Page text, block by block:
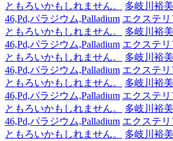
ともろいかもしれません。
多岐川裕美
46,Pd,パラジウム,Palladium エクステリ
ともろいかもしれません。
多岐川裕美
46,Pd,パラジウム,Palladium エクステリ
ともろいかもしれません。
多岐川裕美
46,Pd,パラジウム,Palladium エクステリ
ともろいかもしれません。
多岐川裕美
46,Pd,パラジウム,Palladium エクステリ
ともろいかもしれません。
多岐川裕美
46,Pd,パラジウム,Palladium エクステリ
ともろいかもしれません。
多岐川裕美